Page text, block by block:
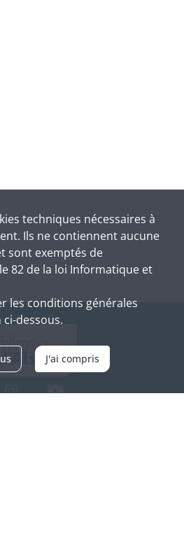
techniques nécessaires à
Ils ne contiennent aucune
sont exemptés de
82 de la loi Informatique et
les conditions générales
dessous.
J'ai compris